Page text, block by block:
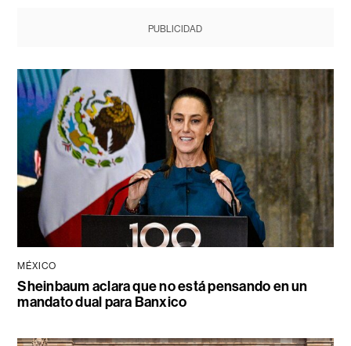
PUBLICIDAD
MÉXICO
Sheinbaum aclara que no está pensando en un
mandato dual para Banxico